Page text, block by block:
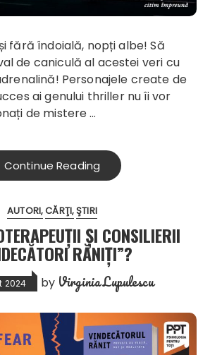
de caniculă al acestei veri cu
Personajele create de
ai genului thriller nu îi vor
de mistere …
Continue Reading
AUTORI CĂRŢI ŞTIRI
ȘI CONSILIERII
RĂNIȚI”?
2024 by Virginia Lupulescu